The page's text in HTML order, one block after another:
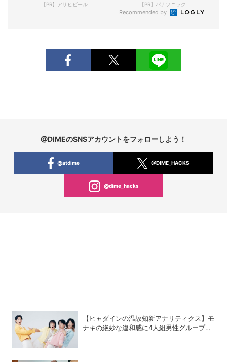
【PR】アサヒビール 【PR】パナソニック
Recommended by
@DIMEのSNSアカウントをフォローしよう！
@atdime @DIME_HACKS
@dime_hacks
【ヒャダインの温故知新アナリティクス】モ
ナキの絶妙な違和感に4人組男性グループの